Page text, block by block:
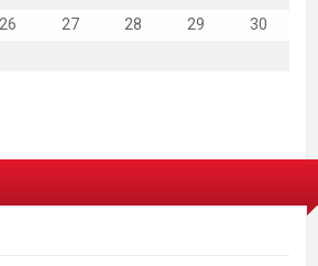
26 27 28 29
30